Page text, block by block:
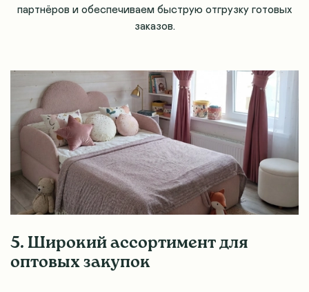
партнёров и обеспечиваем быструю отгрузку готовых
заказов.
5. Широкий ассортимент для
оптовых закупок